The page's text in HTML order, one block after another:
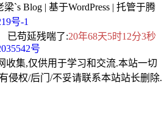
梁`s Blog | 基于WordPress | 托管于腾
号-1
已苟延残喘了:20年68天5时12分4秒
号
收集,仅供用于学习和交流.本站一切
侵权/后门/不妥请联系本站站长删除.